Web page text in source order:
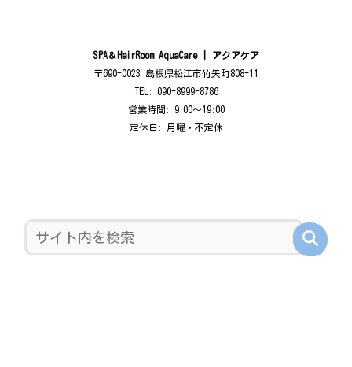
SPA＆HairRoom AquaCare | アクアケア
〒690-0023 島根県松江市竹矢町808-11
TEL: 090-8999-8786
営業時間: 9:00〜19:00
定休日: 月曜・不定休